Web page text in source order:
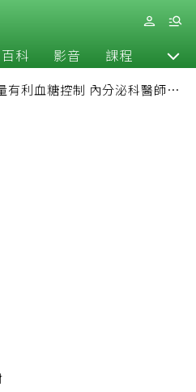
百科 影音 課程 退休
有利血糖控制 內分泌科醫師最